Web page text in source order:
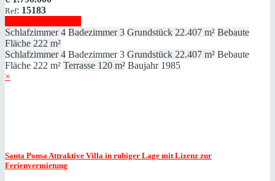
Ref: 15183
Schlafzimmer 4 Badezimmer 3 Grundstück 22.407 m² Bebaute
Fläche 222 m²
Schlafzimmer 4 Badezimmer 3 Grundstück 22.407 m² Bebaute
Fläche 222 m² Terrasse 120 m² Baujahr 1985
×
Santa PonsaAttraktive Villa in ruhiger Lage mit Lizenz zur
Ferienvermietung